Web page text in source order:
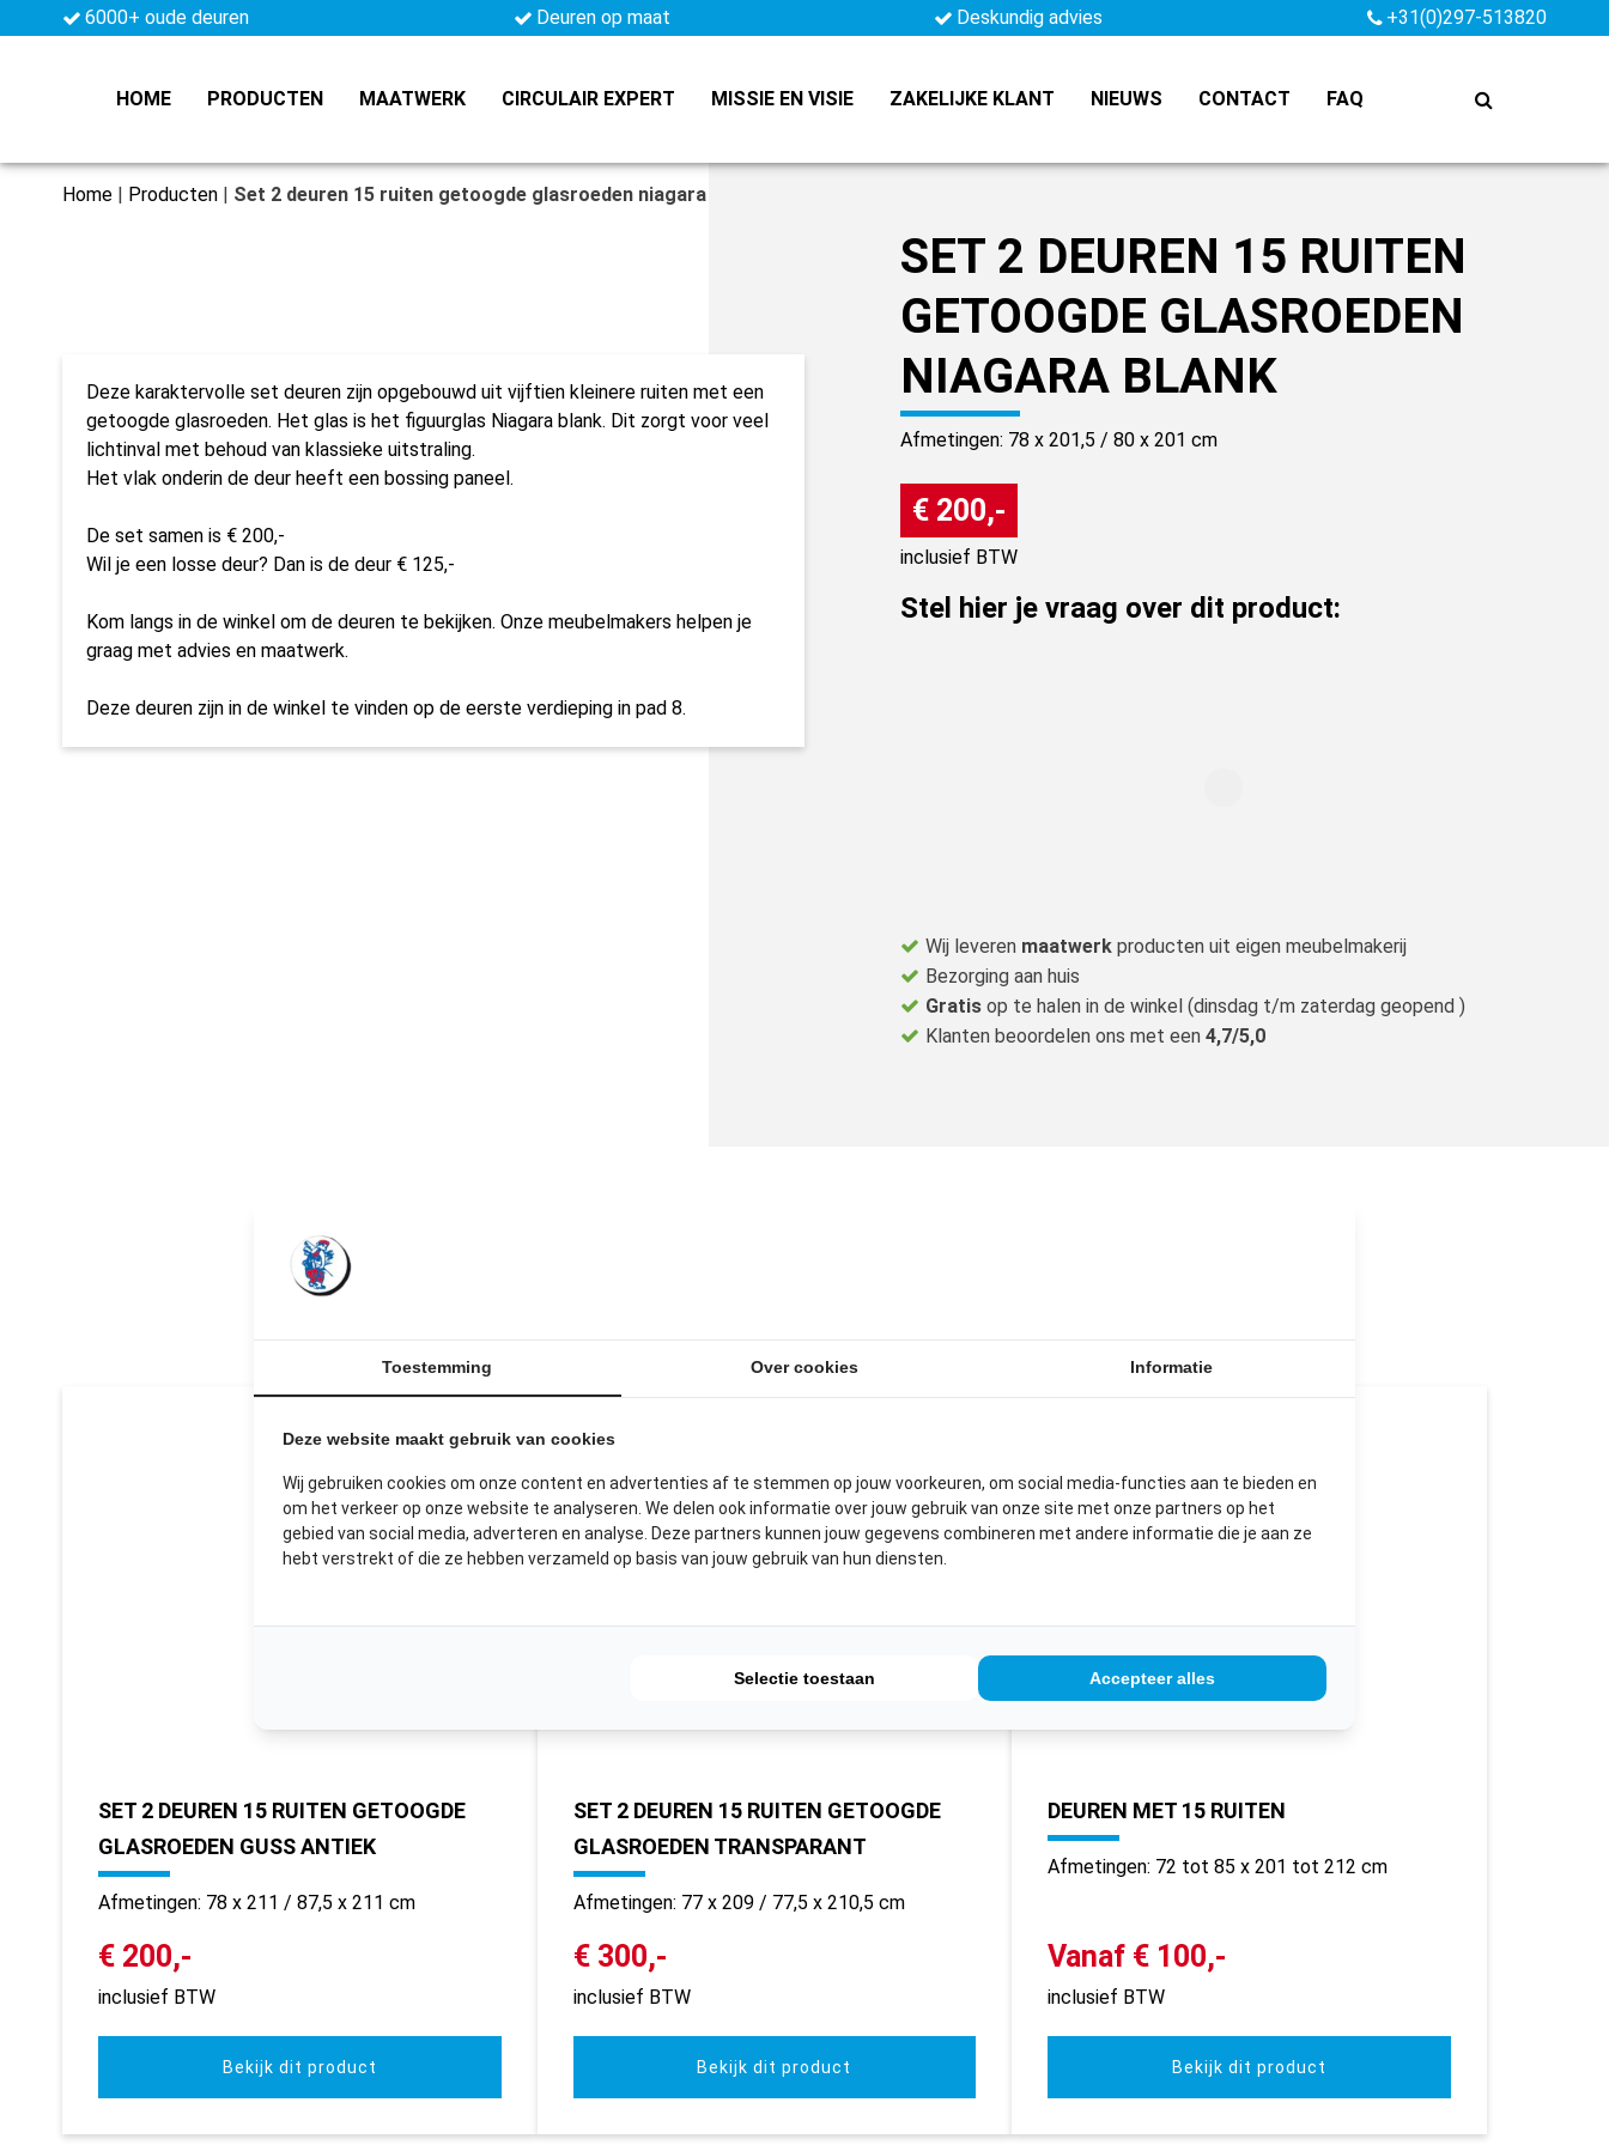
6000+ oude deuren Deuren op maat Deskundig advies +31(0)297-513820
HOME PRODUCTEN MAATWERK CIRCULAIR EXPERT MISSIE EN VISIE ZAKELIJKE KLANT NIEUWS CONTACT FAQ
Home | Producten | Set 2 deuren 15 ruiten getoogde glasroeden niagara blank
Deze karaktervolle set deuren zijn opgebouwd uit vijftien kleinere ruiten met een
getoogde glasroeden. Het glas is het figuurglas Niagara blank. Dit zorgt voor veel
lichtinval met behoud van klassieke uitstraling.
Het vlak onderin de deur heeft een bossing paneel.
De set samen is € 200,-
Wil je een losse deur? Dan is de deur € 125,-
Kom langs in de winkel om de deuren te bekijken. Onze meubelmakers helpen je
graag met advies en maatwerk.
Deze deuren zijn in de winkel te vinden op de eerste verdieping in pad 8.
SET 2 DEUREN 15 RUITEN
GETOOGDE GLASROEDEN
NIAGARA BLANK
Afmetingen: 78 x 201,5 / 80 x 201 cm
€ 200,-
inclusief BTW
Stel hier je vraag over dit product:
Wij leveren maatwerk producten uit eigen meubelmakerij
Bezorging aan huis
Gratis op te halen in de winkel (dinsdag t/m zaterdag geopend )
Klanten beoordelen ons met een 4,7/5,0
SET 2 DEUREN 15 RUITEN GETOOGDE
GLASROEDEN GUSS ANTIEK
Afmetingen: 78 x 211 / 87,5 x 211 cm
€ 200,-
inclusief BTW
Bekijk dit product
SET 2 DEUREN 15 RUITEN GETOOGDE
GLASROEDEN TRANSPARANT
Afmetingen: 77 x 209 / 77,5 x 210,5 cm
€ 300,-
inclusief BTW
Bekijk dit product
DEUREN MET 15 RUITEN
Afmetingen: 72 tot 85 x 201 tot 212 cm
Vanaf € 100,-
inclusief BTW
Bekijk dit product
Toestemming Over cookies Informatie
Deze website maakt gebruik van cookies
Wij gebruiken cookies om onze content en advertenties af te stemmen op jouw voorkeuren, om social media-functies aan te bieden en
om het verkeer op onze website te analyseren. We delen ook informatie over jouw gebruik van onze site met onze partners op het
gebied van social media, adverteren en analyse. Deze partners kunnen jouw gegevens combineren met andere informatie die je aan ze
hebt verstrekt of die ze hebben verzameld op basis van jouw gebruik van hun diensten.
Selectie toestaan Accepteer alles